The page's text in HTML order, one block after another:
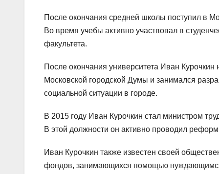
После окончания средней школы поступил в
Во время учебы активно участвовал в
факультета.
После окончания университета Иван
Московской городской Думы и занимался
социальной ситуации в городе.
В 2015 году Иван Курочкин стал министром
В этой должности он активно проводил
Иван Курочкин также известен своей
фондов, занимающихся помощью